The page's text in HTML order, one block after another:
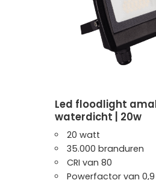
led floodlight amal | ip65
waterdicht | 20w
20 watt
35.000 branduren
CRI van 80
Powerfactor van 0,9